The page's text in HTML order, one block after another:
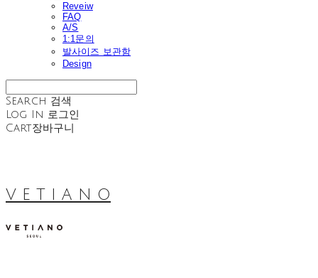
Reveiw
FAQ
A/S
1:1문의
발사이즈 보관함
Design
Search 검색
Log In 로그인
Cart장바구니
V E T I A N O